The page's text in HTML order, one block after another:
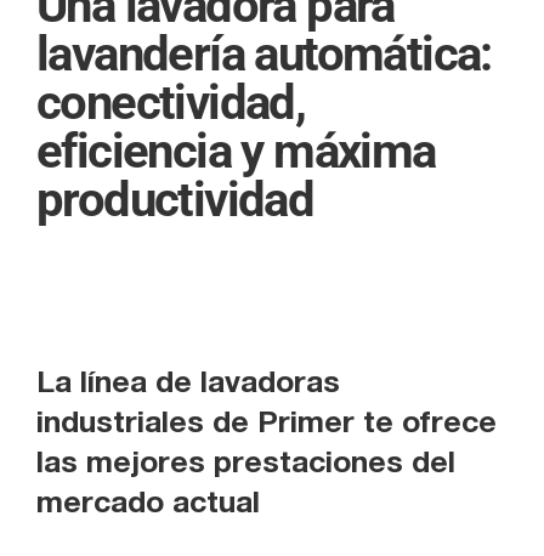
lavandería automática:
conectividad,
eficiencia y máxima
productividad
La línea de lavadoras
industriales de Primer te ofrece
las mejores prestaciones del
mercado actual